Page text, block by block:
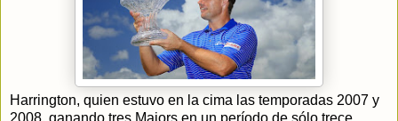
Harrington, quien estuvo en la cima las temporadas 2007 y
2008, ganando tres Majors en un período de sólo trece